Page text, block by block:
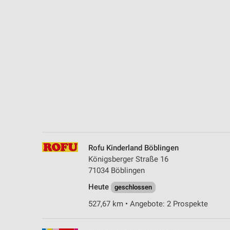
Rofu Kinderland Böblingen
Königsberger Straße 16
71034 Böblingen
Heute
geschlossen
527,67 km • Angebote: 2 Prospekte
Nicht-IAB-Verarbeitungszwecke: